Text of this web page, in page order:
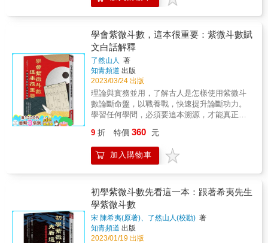
「煞忌交會」秘訣，找出人生衝刺和避險的時
機。 ‧《紫微攻略2》 深度介紹四化，包含重要
數學習者累積功力，解盤時直指核心。 ‧《紫微
攻略3》（上下冊） 論解星曜，必談對宮。多
達20萬字分列上下冊，精細解說14主星、雙星
組合、四煞星、空劫星，徹底掌握星曜對應於
不同宮位時的真正內涵。 &
學會紫微斗數，這本很重要：紫微斗數賦
文白話解釋
了然山人 著
知青頻道 出版
2023/03/24 出版
理論與實務並用，了解古人是怎樣使用紫微斗
數論斷命盤，以戰養戰，快速提升論斷功力。
學習任何學問，必須要追本溯源，才能真正了
就如同《心經》一樣，短短幾個字，往往蘊藏
了無限的深意，因此解讀古賦文，如果沒有豐
富的實務經驗與厚實的學術基礎，相當難以訓
本書，真的很困難。 經過6年多的努力，超過
20年以上的醞釀，慢慢的把這些內容一點一滴
的匯聚成冊。希望能藉由這本書的問世，讓更
多人能清楚知道什麼是紫微斗數，它的源頭是
什麼，它的本質是什麼。 &
9 折 特價 360 元
加入購物車
初學紫微斗數先看這一本：跟著希夷先生
學紫微斗數
宋 陳希夷(原著)、了然山人(校勘) 著
知青頻道 出版
2023/01/19 出版